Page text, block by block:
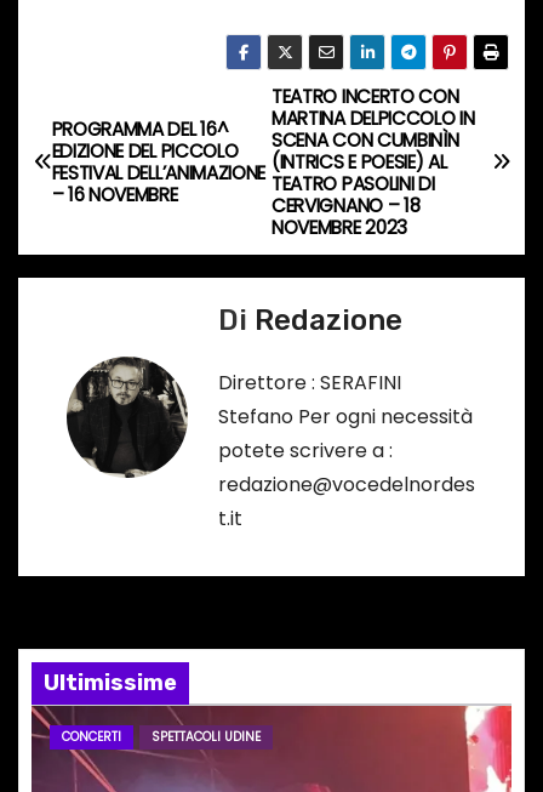
s
o
N
a
i
n
a
r
TEATRO INCERTO CON
MARTINA DELPICCOLO IN
SCENA CON CUMBINÌN
(INTRICS E POESIE) AL
TEATRO PASOLINI DI
CERVIGNANO – 18
NOVEMBRE 2023
PROGRAMMA DEL 16^
EDIZIONE DEL PICCOLO
FESTIVAL DELL’ANIMAZIONE
– 16 NOVEMBRE
Di Redazione
Direttore : SERAFINI
Stefano Per ogni necessità
potete scrivere a :
redazione@vocedelnordes
t.it
Ultimissime
CONCERTI SPETTACOLI UDINE